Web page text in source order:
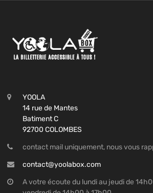
YOOLA
14 rue de Mantes
Batiment C
92700 COLOMBES
contact mail uniquement, nous vous
contact@yoolabox.com
A votre écoute du lundi au jeudi de